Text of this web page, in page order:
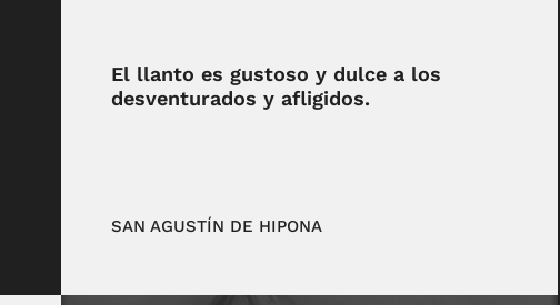
El llanto es gustoso y dulce a los
desventurados y afligidos.
SAN AGUSTÍN DE HIPONA